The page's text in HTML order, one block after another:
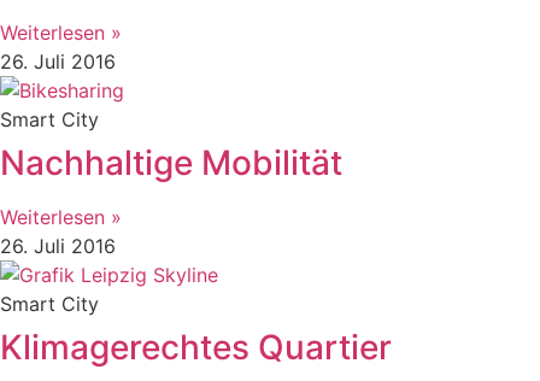
Weiterlesen »
26. Juli 2016
Smart City
Nachhaltige Mobilität
Weiterlesen »
26. Juli 2016
Smart City
Klimagerechtes Quartier